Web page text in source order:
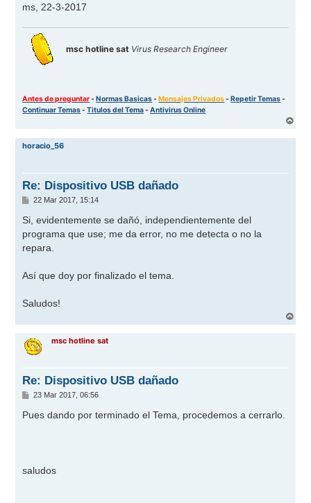
ms, 22-3-2017
msc hotline sat Virus Research Engineer
Antes de preguntar-Normas Basicas-Mensajes Privados-Repetir Temas-
Continuar Temas-Titulos del Tema-Antivirus Online
r
horacio_56
Re: Dispositivo USB dañado
M
n
s
a
e
22 Mar 2017, 15:14
Si, evidentemente se dañó, independientemente del
programa que use; me da error, no me detecta o no la
repara.
Así que doy por finalizado el tema.
Saludos!
r
msc hotline sat
Re: Dispositivo USB dañado
M
n
23 Mar 2017, 06:56
Pues dando por terminado el Tema, procedemos a cerrarlo.
saludos